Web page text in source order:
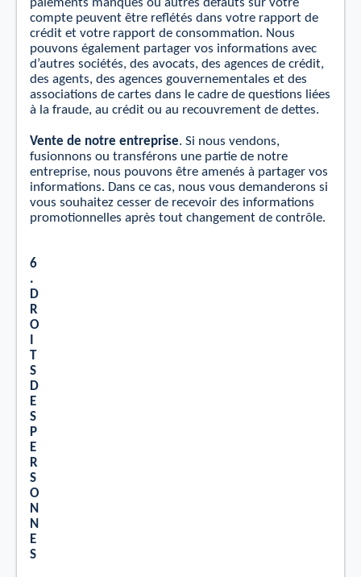
paiements manqués ou autres défauts sur votre
compte peuvent être reﬂétés dans votre rapport de
crédit et votre rapport de consommation. Nous
pouvons également partager vos informations avec
d’autres sociétés, des avocats, des agences de crédit,
des agents, des agences gouvernementales et des
associations de cartes dans le cadre de questions liées
à la fraude, au crédit ou au recouvrement de dettes.
Vente de notre entreprise. Si nous vendons,
fusionnons ou transférons une partie de notre
entreprise, nous pouvons être amenés à partager vos
informations. Dans ce cas, nous vous demanderons si
vous souhaitez cesser de recevoir des informations
promotionnelles après tout changement de contrôle.
6
.
D
R
O
T
S
D
E
S
P
E
R
S
O
N
N
E
S